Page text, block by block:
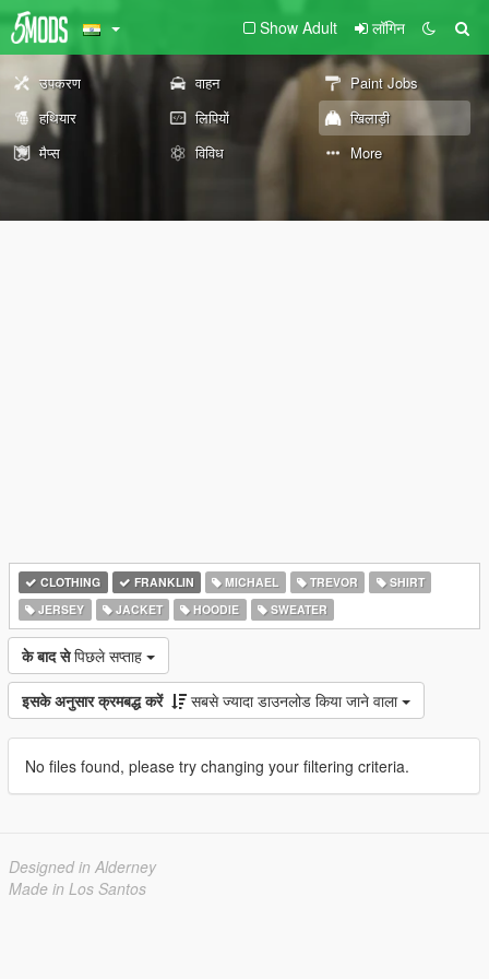
Show Adult लॉगिन
उपकरण वाहन
Paint Jobs
हथियार
लिपियों
खिलाड़ी
मैप्स
विविध More
CLOTHING FRANKLIN MICHAEL TREVOR
SHIRT
JERSEY
JACKET HOODIE SWEATER
के बाद से पिछले सप्ताह
इसके अनुसार क्रमबद्ध करें सबसे ज्यादा डाउनलोड किया जाने वाला
No files found, please try changing your filtering criteria.
Designed in Alderney
Made in Los Santos